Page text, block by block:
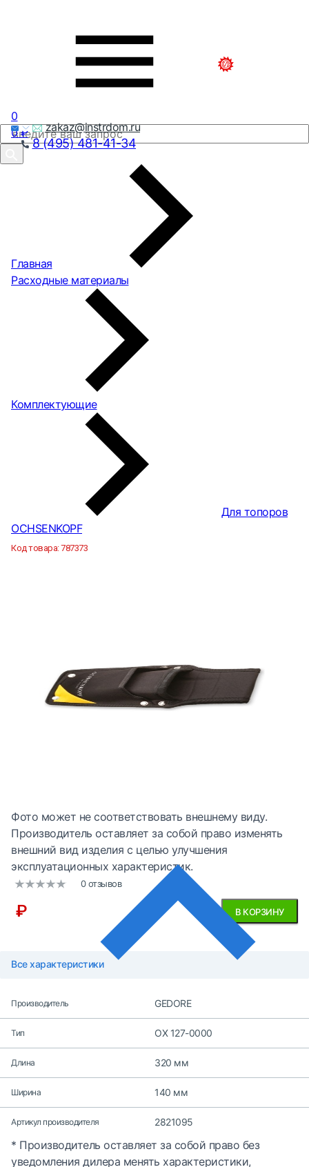
zakaz@instrdom.ru
8 (495) 481-41-34
0
0₽
Главная
Расходные материалы
Комплектующие
Для топоров
OCHSENKOPF
Код товара:787373
Фото может не соответствовать внешнему виду.
Производитель оставляет за собой право изменять
внешний вид изделия с целью улучшения
эксплуатационных характеристик.
0 отзывов
₽ В КОРЗИНУ
Все характеристики
Производитель GEDORE
Тип OX 127-0000
Длина 320 мм
Ширина 140 мм
Артикул производителя 2821095
* Производитель оставляет за собой право без
уведомления дилера менять характеристики,